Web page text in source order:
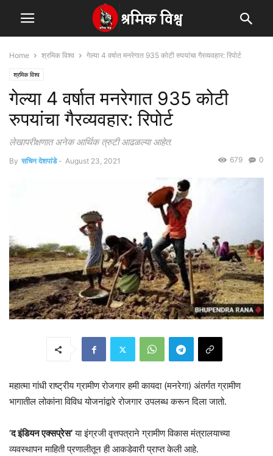
Home श्रमिक विश्व गेल्या 4 वर्षात मनरेगात 935 कोटी रुपयांचा गैरव्यवहार: रिपोर्ट
श्रमिक विश्व
गेल्या 4 वर्षात मनरेगात 935 कोटी
रुपयांचा गैरव्यवहार: रिपोर्ट
लेखापरीक्षणात अनेक आर्थिक त्रुटी आढळल्या आहेत.
By सचिन देशपांडे - August 23, 2021 0
679
महात्मा गांधी राष्ट्रीय ग्रामीण रोजगार हमी कायदा (मनरेगा) अंतर्गत ग्रामीण
भागातील लोकांना विविध योजनांद्वारे रोजगार उपलब्ध करून दिला जातो.
‘द इंडियन एक्सप्रेस’या इंग्रजी वृत्तपत्राने ग्रामीण विकास मंत्रालयाच्या
व्यवस्थापन माहिती प्रणालीतून ही आकडेवारी प्राप्त केली आहे.